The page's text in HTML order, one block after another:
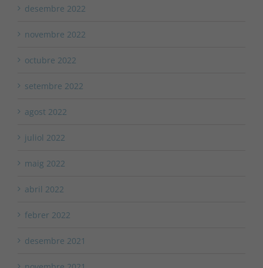
desembre 2022
novembre 2022
octubre 2022
setembre 2022
agost 2022
juliol 2022
maig 2022
abril 2022
febrer 2022
desembre 2021